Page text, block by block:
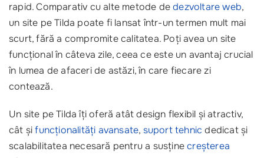
rapid. Comparativ cu alte metode dedezvoltare web,
un site pe Tilda poate fi lansat într-un termen mult mai
scurt, fără a compromite calitatea. Poți avea un site
funcțional în câteva zile, ceea ce este un avantaj crucial
în lumea de afaceri de astăzi, în care fiecare zi
contează.
Un site pe Tilda îți oferă atât design flexibil și atractiv,
cât șifuncționalități avansate, suport tehnic dedicat și
scalabilitatea necesară pentru a susținecreșterea